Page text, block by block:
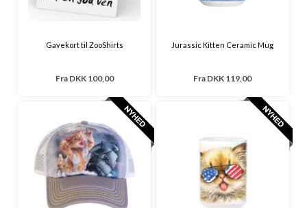
Gavekort til ZooShirts
Fra DKK 100,00
Jurassic Kitten Ceramic Mug
Fra DKK 119,00